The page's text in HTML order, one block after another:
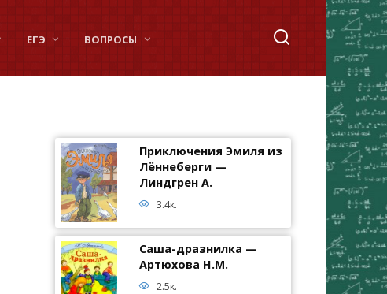
ЕГЭ ВОПРОСЫ
Приключения Эмиля из
Лённеберги —
Линдгрен А.
3.4к.
Саша-дразнилка —
Артюхова Н.М.
2.5к.